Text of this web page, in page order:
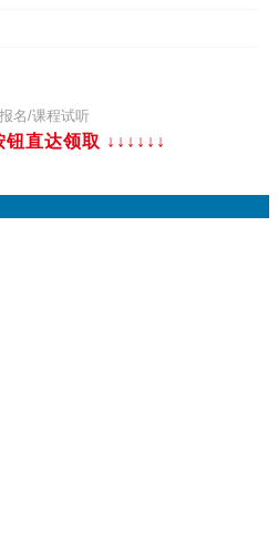
名/课程试听
直达领取 ↓↓↓ ↓↓↓